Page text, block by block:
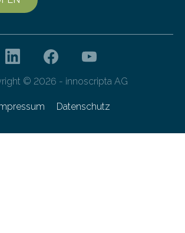
© 2026 - innoscripta AG
Datenschutz